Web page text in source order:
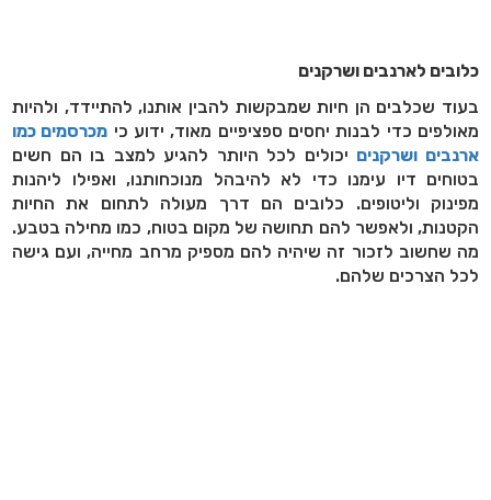
כלובים לארנבים ושרקנים
בעוד שכלבים הן חיות שמבקשות להבין אותנו, להתיידד, ולהיות
מאולפים כדי לבנות יחסים ספציפיים מאוד, ידוע כימכרסמים כמו
ארנבים ושרקניםיכולים לכל היותר להגיע למצב בו הם חשים
בטוחים דיו עימנו כדי לא להיבהל מנוכחותנו, ואפילו ליהנות
מפינוק וליטופים. כלובים הם דרך מעולה לתחום את החיות
הקטנות, ולאפשר להם תחושה של מקום בטוח, כמו מחילה בטבע.
מה שחשוב לזכור זה שיהיה להם מספיק מרחב מחייה, ועם גישה
לכל הצרכים שלהם.